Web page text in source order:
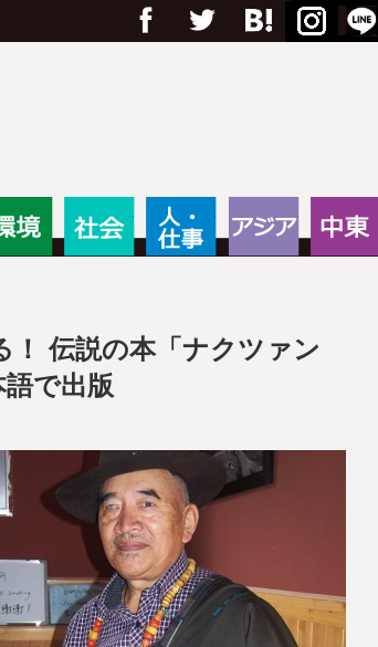
フェイスブック
Twitter Google+はてブ
社会
！ 伝説の本「ナクツァン
で出版